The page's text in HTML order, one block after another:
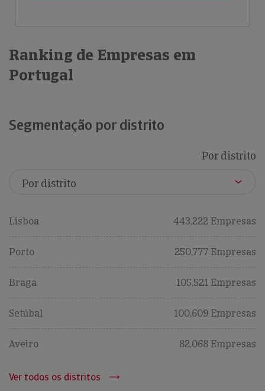
Ranking de Empresas em
Portugal
Segmentação por distrito
Por distrito
Lisboa 443,222 Empresas
Porto 250,777 Empresas
Braga 105,521 Empresas
Setúbal 100,609 Empresas
Aveiro 82,068 Empresas
Ver todos os distritos